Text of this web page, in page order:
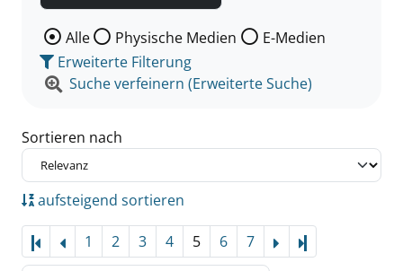
Wählen Sie die Medienart nach der Sie suchen wollen.
Alle Physische Medien
E-Medien
Erweiterte Filterung
Suche verfeinern (Erweiterte Suche)
Sortieren nach
aufsteigend sortieren
1 2 3 4 5 6 7